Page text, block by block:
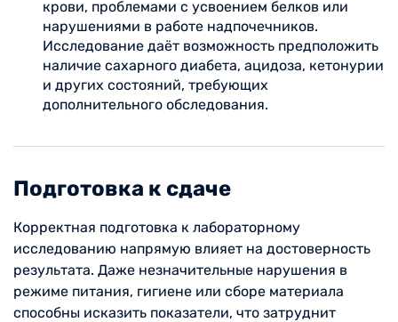
крови, проблемами с усвоением белков или
нарушениями в работе надпочечников.
Исследование даёт возможность предположить
наличие сахарного диабета, ацидоза, кетонурии
и других состояний, требующих
дополнительного обследования.
Подготовка к сдаче
Корректная подготовка к лабораторному
исследованию напрямую влияет на достоверность
результата. Даже незначительные нарушения в
режиме питания, гигиене или сборе материала
способны исказить показатели, что затруднит